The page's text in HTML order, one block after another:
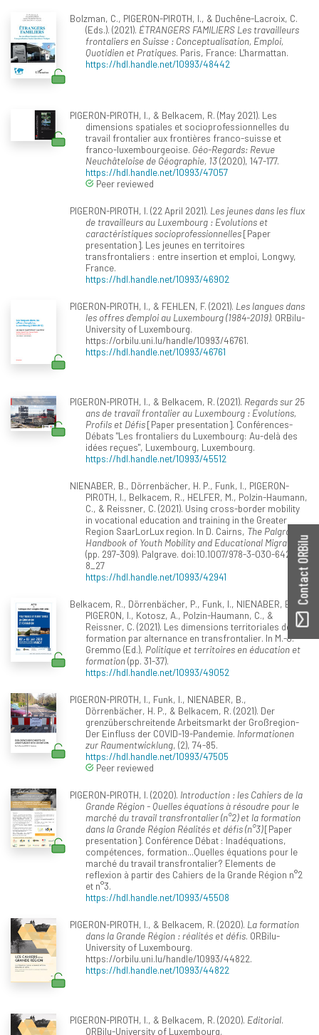
Bolzman, C., PIGERON-PIROTH, I., & Duchêne-Lacroix, C.
(Eds.). (2021). ÉTRANGERS FAMILIERS Les travailleurs
frontaliers en Suisse : Conceptualisation, Emploi,
Quotidien et Pratiques. Paris, France: L'harmattan.
https://hdl.handle.net/10993/48442
PIGERON-PIROTH, I., & Belkacem, R. (May 2021). Les
dimensions spatiales et socioprofessionnelles du
travail frontalier aux frontières franco-suisse et
franco-luxembourgeoise. Géo-Regards: Revue
Neuchâteloise de Géographie, 13(2020), 147-177.
https://hdl.handle.net/10993/47057
Peer reviewed
PIGERON-PIROTH, I. (22 April 2021). Les jeunes dans les flux
de travailleurs au Luxembourg : Evolutions et
caractéristiques socioprofessionnelles[Paper
presentation]. Les jeunes en territoires
transfrontaliers : entre insertion et emploi, Longwy,
France.
https://hdl.handle.net/10993/46902
PIGERON-PIROTH, I., & FEHLEN, F. (2021). Les langues dans
les offres d'emploi au Luxembourg (1984-2019). ORBilu-
University of Luxembourg.
https://orbilu.uni.lu/handle/10993/46761.
https://hdl.handle.net/10993/46761
PIGERON-PIROTH, I., & Belkacem, R. (2021). Regards sur 25
ans de travail frontalier au Luxembourg : Evolutions,
Profils et Défis[Paper presentation]. Conférences-
Débats "Les frontaliers du Luxembourg: Au-delà des
idées reçues", Luxembourg, Luxembourg.
https://hdl.handle.net/10993/45512
NIENABER, B., Dörrenbächer, H. P., Funk, I., PIGERON-
PIROTH, I., Belkacem, R., HELFER, M., Polzin-Haumann,
C., & Reissner, C. (2021). Using cross-border mobility
in vocational education and training in the Greater
Region SaarLorLux region. In D. Cairns, The Palgrave
Handbook of Youth Mobility and Educational Migration
(pp. 297-309). Palgrave. doi:10.1007/978-3-030-64235-
8_27
https://hdl.handle.net/10993/42941
Belkacem, R., Dörrenbächer, P., Funk, I., NIENABER, B.,
PIGERON, I., Kotosz, A., Polzin-Haumann, C., &
Reissner, C. (2021). Les dimensions territoriales de la
formation par alternance en transfrontalier. In M.-J.
Gremmo (Ed.), Politique et territoires en éducation et
formation(pp. 31-37).
https://hdl.handle.net/10993/49052
PIGERON-PIROTH, I., Funk, I., NIENABER, B.,
Dörrenbächer, H. P., & Belkacem, R. (2021). Der
grenzüberschreitende Arbeitsmarkt der Großregion-
Der Einfluss der COVID-19-Pandemie. Informationen
zur Raumentwicklung, (2), 74-85.
https://hdl.handle.net/10993/47505
Peer reviewed
PIGERON-PIROTH, I. (2020). Introduction : les Cahiers de la
Grande Région - Quelles équations à résoudre pour le
marché du travail transfrontalier (n°2) et la formation
dans la Grande Région Réalités et défis (n°3)[Paper
presentation]. Conférence Débat : Inadéquations,
compétences, formation...Quelles équations pour le
marché du travail transfrontalier? Elements de
reflexion à partir des Cahiers de la Grande Région n°2
et n°3.
https://hdl.handle.net/10993/45508
PIGERON-PIROTH, I., & Belkacem, R. (2020). La formation
dans la Grande Région : réalités et défis. ORBilu-
University of Luxembourg.
https://orbilu.uni.lu/handle/10993/44822.
https://hdl.handle.net/10993/44822
PIGERON-PIROTH, I., & Belkacem, R. (2020). Editorial.
ORBilu-University of Luxembourg.
Contact ORBilu